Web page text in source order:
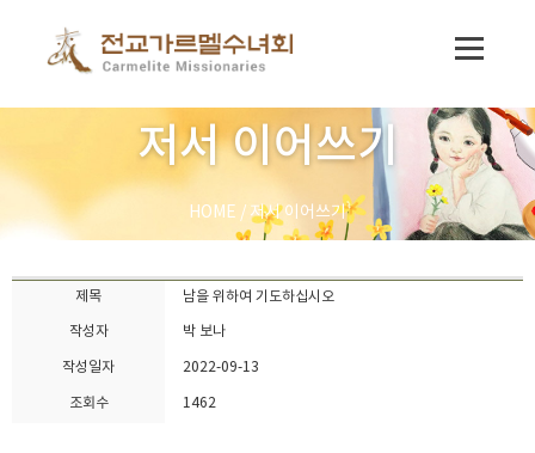
저서 이어쓰기
HOME / 저서 이어쓰기
제목 남을 위하여 기도하십시오
작성자 박 보나
작성일자 2022-09-13
조회수 1462